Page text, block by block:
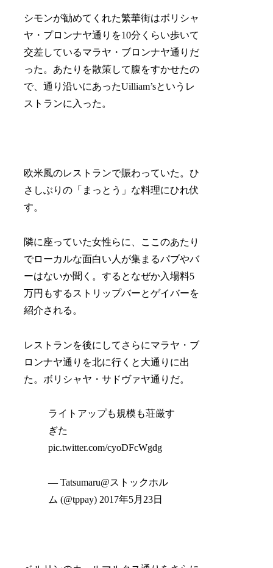
シモンが勧めてくれた繁華街はボリシャ
ヤ・プロンナヤ通りを10分くらい歩いて
交差しているマラヤ・ブロンナヤ通りだ
った。あたりを散策して腹をすかせたの
で、通り沿いにあったUilliam’sというレ
ストランに入った。
欧米風のレストランで賑わっていた。ひ
さしぶりの「まっとう」な料理にひれ伏
す。
隣に座っていた女性らに、ここのあたり
でローカルな面白い人が集まるパブやバ
ーはないか聞く。するとなぜか入場料5
万円もするストリップバーとゲイバーを
紹介される。
レストランを後にしてさらにマラヤ・ブ
ロンナヤ通りを北に行くと大通りに出
た。ボリシャヤ・サドヴァヤ通りだ。
ライトアップも規模も荘厳す
ぎた
pic.twitter.com/cyoDFcWgdg
— Tatsumaru@ストックホル
ム (@tppay) 2017年5月23日